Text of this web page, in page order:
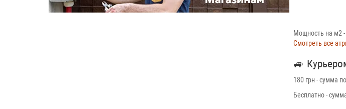
Мощность на м2 -
Смотреть все
🚙
180 грн - сумма
Бесплатно -